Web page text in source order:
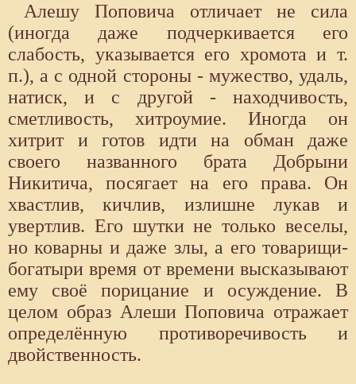
Алешу Поповича отличает не сила
(иногда даже подчеркивается его
слабость, указывается его хромота и т.
п.), а с одной стороны - мужество, удаль,
натиск, и с другой - находчивость,
сметливость, хитроумие. Иногда он
хитрит и готов идти на обман даже
своего названного брата Добрыни
Никитича, посягает на его права. Он
хвастлив, кичлив, излишне лукав и
увертлив. Его шутки не только веселы,
но коварны и даже злы, а его товарищи-
богатыри время от времени высказывают
ему своё порицание и осуждение. В
целом образ Алеши Поповича отражает
определённую противоречивость и
двойственность.